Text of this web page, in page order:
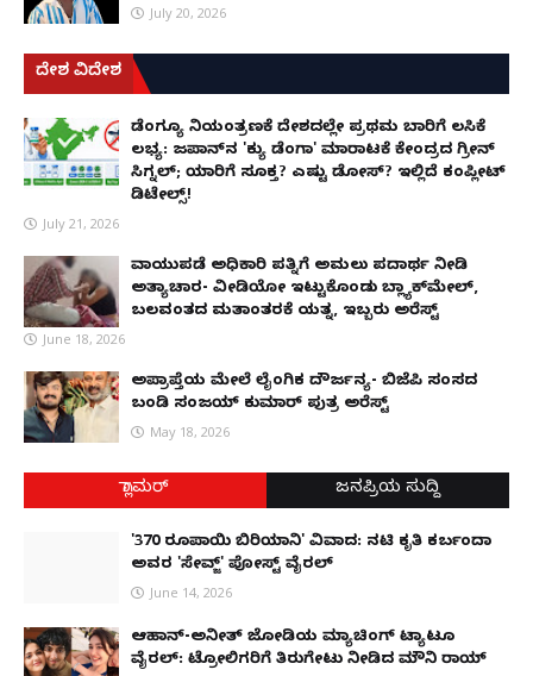
July 20, 2026
ದೇಶ ವಿದೇಶ
ಡೆಂಗ್ಯೂ ನಿಯಂತ್ರಣಕ್ಕೆ ದೇಶದಲ್ಲೇ ಪ್ರಥಮ ಬಾರಿಗೆ ಲಸಿಕೆ
ಲಭ್ಯ: ಜಪಾನ್‌ನ 'ಕ್ಯು ಡೆಂಗಾ' ಮಾರಾಟಕ್ಕೆ ಕೇಂದ್ರದ ಗ್ರೀನ್
ಸಿಗ್ನಲ್; ಯಾರಿಗೆ ಸೂಕ್ತ? ಎಷ್ಟು ಡೋಸ್? ಇಲ್ಲಿದೆ ಕಂಪ್ಲೀಟ್
ಡಿಟೇಲ್ಸ್!
July 21, 2026
ವಾಯುಪಡೆ ಅಧಿಕಾರಿ ಪತ್ನಿಗೆ ಅಮಲು ಪದಾರ್ಥ ನೀಡಿ
ಅತ್ಯಾಚಾರ- ವೀಡಿಯೋ ಇಟ್ಟುಕೊಂಡು ಬ್ಲ್ಯಾಕ್‌ಮೇಲ್,
ಬಲವಂತದ ಮತಾಂತರಕ್ಕೆ ಯತ್ನ, ಇಬ್ಬರು ಅರೆಸ್ಟ್
June 18, 2026
ಅಪ್ರಾಪ್ತೆಯ ಮೇಲೆ ಲೈಂಗಿಕ ದೌರ್ಜನ್ಯ- ಬಿಜೆಪಿ ಸಂಸದ
ಬಂಡಿ ಸಂಜಯ್ ಕುಮಾರ್ ಪುತ್ರ ಅರೆಸ್ಟ್
May 18, 2026
ಗ್ಲಾಮರ್ ಜನಪ್ರಿಯ ಸುದ್ದಿ
'370 ರೂಪಾಯಿ ಬಿರಿಯಾನಿ' ವಿವಾದ: ನಟಿ ಕೃತಿ ಕರ್ಬಂದಾ
ಅವರ 'ಸೇವ್ಜ್' ಪೋಸ್ಟ್ ವೈರಲ್
June 14, 2026
ಆಹಾನ್-ಅನೀತ್ ಜೋಡಿಯ ಮ್ಯಾಚಿಂಗ್ ಟ್ಯಾಟೂ
ವೈರಲ್: ಟ್ರೋಲಿಗರಿಗೆ ತಿರುಗೇಟು ನೀಡಿದ ಮೌನಿ ರಾಯ್